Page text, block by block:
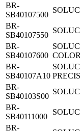
BR-
SB40107500
BR-
SB40107550
BR-
SB40107600 COLOR
BR-
SB40107A10
BR-
SB40103S00
BR-
SB40111000
BR-